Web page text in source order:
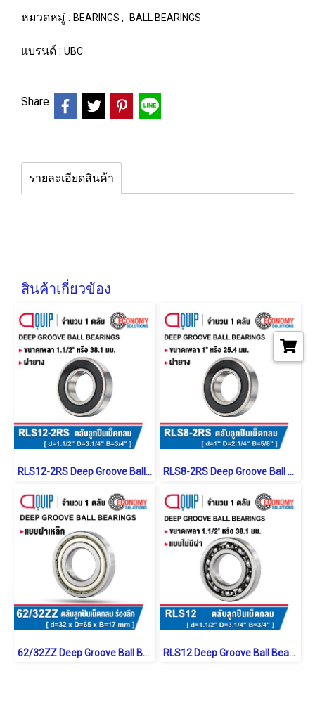
หมวดหมู่ : BEARINGS , BALL BEARINGS
แบรนด์ : UBC
Share
รายละเอียดสินค้า
สินค้าเกี่ยวข้อง
RLS12-2RS Deep Groove Ball Bearings inch. Seal Type RLS8-2RS Deep Groove Ball Bearings inch. Seal Type
62/32ZZ Deep Groove Ball Bearings Shield Type RLS12 Deep Groove Ball Bearings inch. Open Type